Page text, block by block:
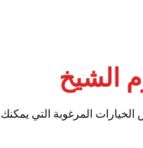
الشيخ
المرغوبة التي يمكنك